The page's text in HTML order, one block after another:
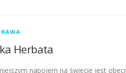
Herbata
napojem na świecie jest